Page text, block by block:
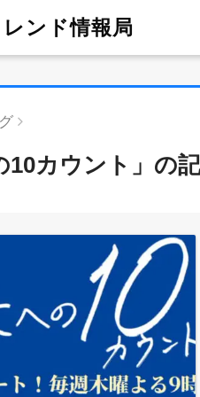
ンド情報局
10カウント」の